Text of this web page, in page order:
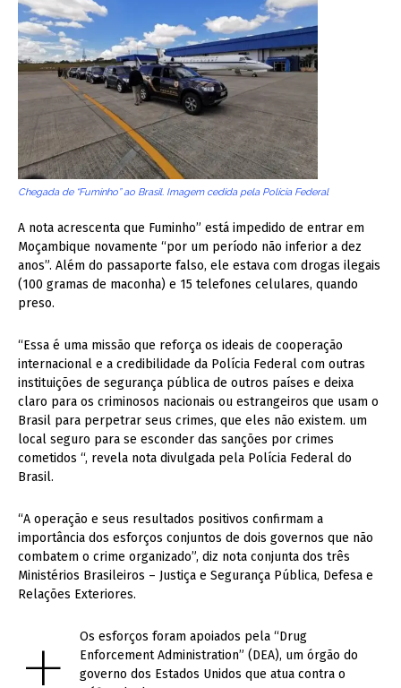
Chegada de “Fuminho” ao Brasil. Imagem cedida pela Polícia Federal
A nota acrescenta que Fuminho” está impedido de entrar em
Moçambique novamente “por um período não inferior a dez
anos”. Além do passaporte falso, ele estava com drogas ilegais
(100 gramas de maconha) e 15 telefones celulares, quando
preso.
“Essa é uma missão que reforça os ideais de cooperação
internacional e a credibilidade da Polícia Federal com outras
instituições de segurança pública de outros países e deixa
claro para os criminosos nacionais ou estrangeiros que usam o
Brasil para perpetrar seus crimes, que eles não existem. um
local seguro para se esconder das sanções por crimes
cometidos “, revela nota divulgada pela Polícia Federal do
Brasil.
“A operação e seus resultados positivos confirmam a
importância dos esforços conjuntos de dois governos que não
combatem o crime organizado”, diz nota conjunta dos três
Ministérios Brasileiros – Justiça e Segurança Pública, Defesa e
Relações Exteriores.
Os esforços foram apoiados pela “Drug
Enforcement Administration” (DEA), um órgão do
governo dos Estados Unidos que atua contra o